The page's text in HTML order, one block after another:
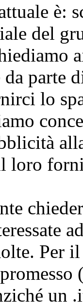
è:
del
parte
lo
loro
Per
un